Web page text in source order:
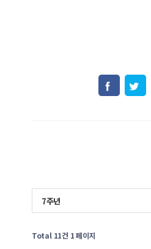
7주년
Total 11건 1 페이지